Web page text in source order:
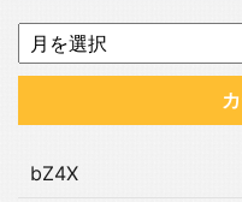
bZ4X